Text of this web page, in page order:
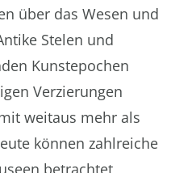
über das Wesen und
Stelen und
Kunstepochen
Verzierungen
weitaus mehr als
können zahlreiche
betrachtet